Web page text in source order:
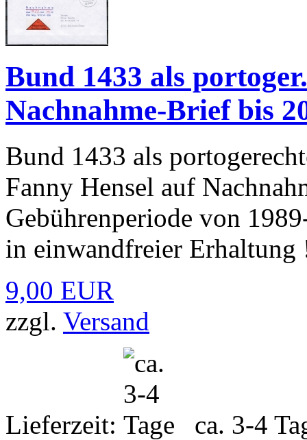
Bund 1433 als
Nachnahme-Brief bis
Bund 1433 als
Fanny Hensel auf
Gebührenperiode von
in einwandfreier Erhaltung
9,00 EUR
zzgl. Versand
Lieferzeit: ca. 3-4